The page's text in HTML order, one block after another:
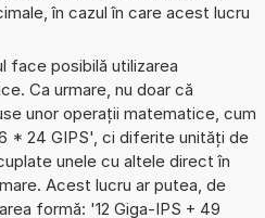
în cazul în care acest lucru
face posibilă utilizarea
Ca urmare, nu doar că
unor operații matematice, cum
* 24 GIPS', ci diferite unități de
unele cu altele direct în
Acest lucru ar putea, de
formă: '12 Giga-IPS + 49